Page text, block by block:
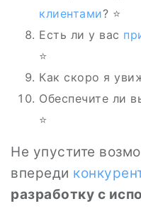
клиентами? ⭐️
Есть ли у вас
⭐
Как скоро я
Обеспечите ли
⭐
Не упустите
впереди
разработку с